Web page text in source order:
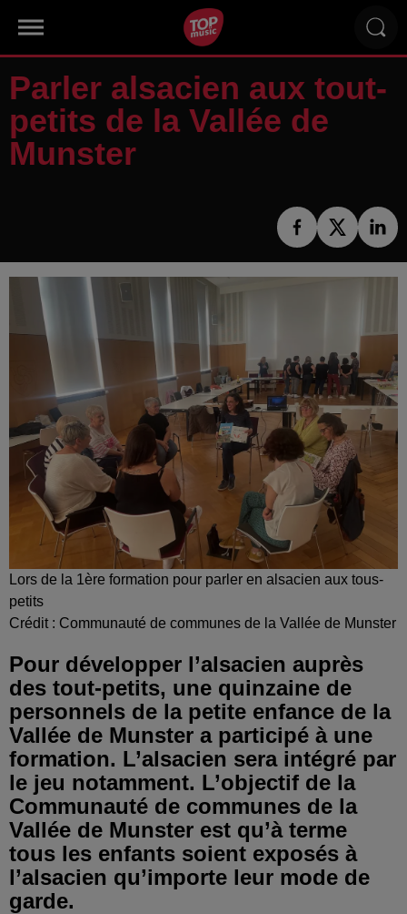
Parler alsacien aux tout-
petits de la Vallée de
Munster
Lors de la 1ère formation pour parler en alsacien aux tous-
petits
Crédit : Communauté de communes de la Vallée de Munster
Pour développer l’alsacien auprès
des tout-petits, une quinzaine de
personnels de la petite enfance de la
Vallée de Munster a participé à une
formation. L’alsacien sera intégré par
le jeu notamment. L’objectif de la
Communauté de communes de la
Vallée de Munster est qu’à terme
tous les enfants soient exposés à
l’alsacien qu’importe leur mode de
garde.